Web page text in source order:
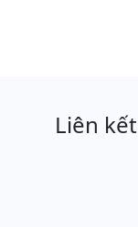
Liên kết